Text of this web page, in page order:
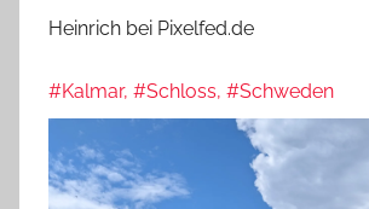
Heinrich bei Pixelfed.de
#Kalmar, #Schloss, #Schweden